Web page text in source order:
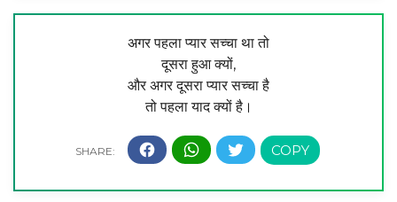
अगर पहला प्यार सच्चा था तो
दूसरा हुआ क्यों,
और अगर दूसरा प्यार सच्चा है
तो पहला याद क्यों है।